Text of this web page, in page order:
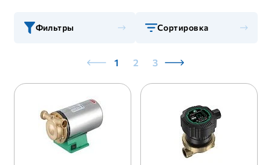
Фильтры Сортировка
1 2 3